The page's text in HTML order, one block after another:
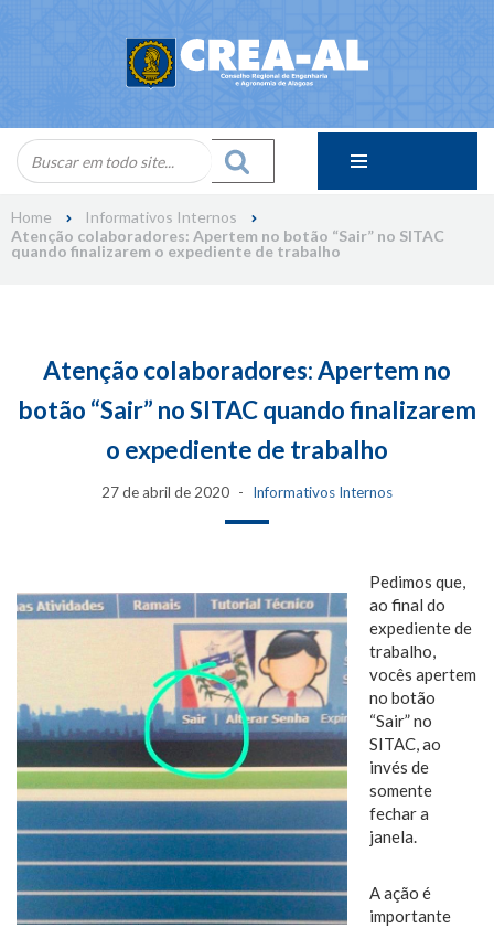
Home
Informativos Internos
Atenção colaboradores: Apertem no botão “Sair” no SITAC
quando finalizarem o expediente de trabalho
Atenção colaboradores: Apertem no
botão “Sair” no SITAC quando finalizarem
o expediente de trabalho
27 de abril de 2020 Informativos Internos
Pedimos que,
ao final do
expediente de
trabalho,
vocês apertem
no botão
“Sair” no
SITAC, ao
invés de
somente
fechar a
janela.
A ação é
importante